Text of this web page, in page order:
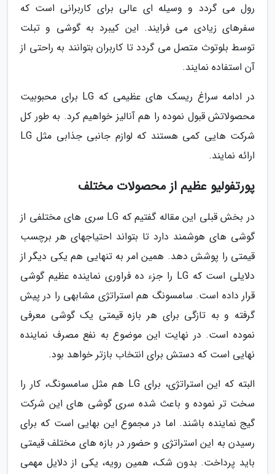
رول می گردد و وسیله ای عالی برای کاربرانی است که
سفرهای زیادی می فرایند. این کیبرد به گوشی و تبلت
توسط بلوتوث متصل می گردد تا کاربران بتوانند به راحتی از
آن استفاده نمایند.
در ادامه سراغ ریسک های عظیمی که LG برای محبوبیت
محصولاتش قبول نموده را هم آنالیز خواهیم کرد. به طور کل
شرکت هایی کمی هستند که لوازم جانبی جذابی مثل LG
ارائه نمایند.
پورتفولیو عظیم از محصولات مختلف
در بخش قبلی این مقاله گفتیم که LG سری های مختلفی از
گوشی های هوشمند دارد تا بتواند احتیاجهای هر برچسب
قیمتی را پوشش دهد. همین امر به تنهایی هم یکی دیگر از
دلایلی است که LG را جزء ده فراوری نماینده عظیم گوشی
قرار داده است. سامسونگ هم استراتژی مشابهی را در پیش
گرفته و به تازگی برای هر بازه قیمتی یک گوشی معرفی
نموده است. در نهایت این موضوع به نفع مصرف نماینده
نهایی است که دستش برای انتخاب بازتر خواهد بود.
البته که این استراتژی، برای LG هم مثل سامسونگ، کار را
سخت تر نموده و باعث شده سری گوشی های این شرکت
گیج نماینده باشند. اما در مجموع این بهایی است که برای
رسیدن به این استراتژی و حضور در بازه های مختلف قیمتی
باید پرداخت. بدون شک، همین رویه، یکی از دلایل مهمی